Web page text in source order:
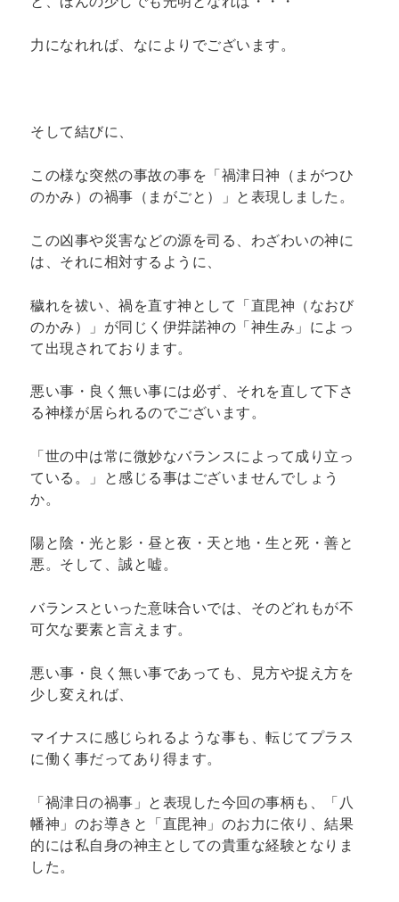
力になれれば、なによりでございます。
そして結びに、
この様な突然の事故の事を「禍津日神（まがつひ
のかみ）の禍事（まがごと）」と表現しました。
この凶事や災害などの源を司る、わざわいの神に
は、それに相対するように、
穢れを祓い、禍を直す神として「直毘神（なおび
のかみ）」が同じく伊弉諾神の「神生み」によっ
て出現されております。
悪い事・良く無い事には必ず、それを直して下さ
る神様が居られるのでございます。
「世の中は常に微妙なバランスによって成り立っ
ている。」と感じる事はございませんでしょう
か。
陽と陰・光と影・昼と夜・天と地・生と死・善と
悪。そして、誠と嘘。
バランスといった意味合いでは、そのどれもが不
可欠な要素と言えます。
悪い事・良く無い事であっても、見方や捉え方を
少し変えれば、
マイナスに感じられるような事も、転じてプラス
に働く事だってあり得ます。
「禍津日の禍事」と表現した今回の事柄も、「八
幡神」のお導きと「直毘神」のお力に依り、結果
的には私自身の神主としての貴重な経験となりま
した。